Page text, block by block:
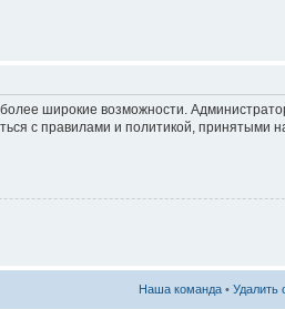
широкие возможности.
с правилами и политикой, принятыми
Наша команда • Удалить